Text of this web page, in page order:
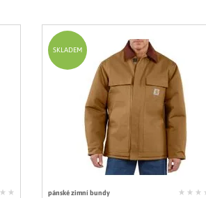
pánské zimní bundy
SKLADEM